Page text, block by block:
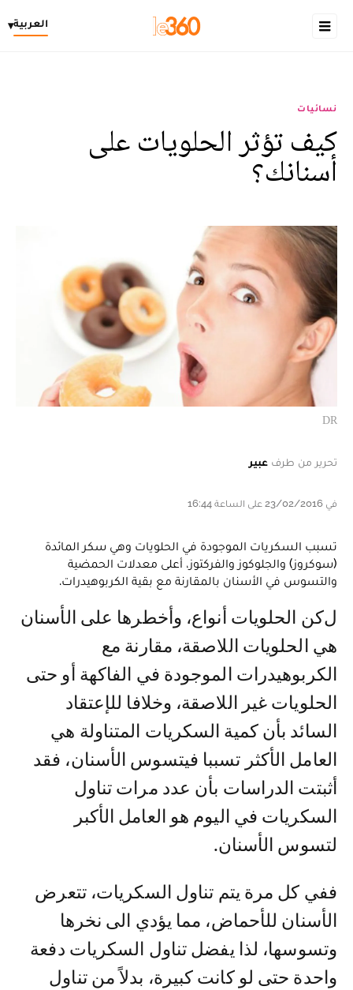
العربية▾
نسائيات
كيف تؤثر الحلويات على
أسنانك؟
DR
تحرير من طرف عبير
في 23/02/2016 على الساعة 16:44
تسبب السكريات الموجودة في الحلويات وهي سكر المائدة
(سوكروز) والجلوكوز والفركتوز، أعلى معدلات الحمضية
والتسوس في الأسنان بالمقارنة مع بقية الكربوهيدرات.
لكن الحلويات أنواع، وأخطرها على الأسنان
هي الحلويات اللاصقة، مقارنة مع
الكربوهيدرات الموجودة في الفاكهة أو حتى
الحلويات غير اللاصقة، وخلافا للإعتقاد
السائد بأن كمية السكريات المتناولة هي
العامل الأكثر تسببا فيتسوس الأسنان، فقد
أثبتت الدراسات بأن عدد مرات تناول
السكريات في اليوم هو العامل الأكبر
لتسوس الأسنان.
ففي كل مرة يتم تناول السكريات، تتعرض
الأسنان للأحماض، مما يؤدي الى نخرها
وتسوسها، لذا يفضل تناول السكريات دفعة
واحدة حتى لو كانت كبيرة، بدلاً من تناول